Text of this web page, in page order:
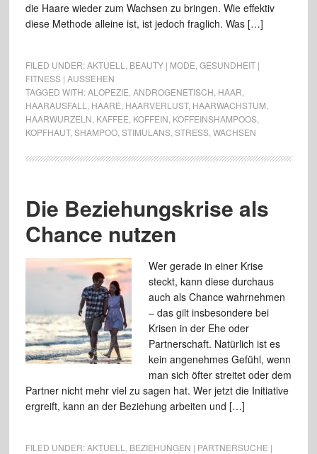
die Haare wieder zum Wachsen zu bringen. Wie effektiv
diese Methode alleine ist, ist jedoch fraglich. Was […]
FILED UNDER:AKTUELL BEAUTY | MODE GESUNDHEIT |
FITNESS | AUSSEHEN
TAGGED WITH:ALOPEZIE ANDROGENETISCH HAAR
HAARAUSFALL
HAARE HAARVERLUST, HAARWACHSTUM
HAARWURZELN KAFFEE KOFFEIN KOFFEINSHAMPOOS,
KOPFHAUT, SHAMPOO, STIMULANS, STRESS, WACHSEN
Die Beziehungskrise als
Chance nutzen
Wer gerade in einer Krise
steckt, kann diese durchaus
auch als Chance wahrnehmen
– das gilt insbesondere bei
Krisen in der Ehe oder
Partnerschaft. Natürlich ist es
kein angenehmes Gefühl, wenn
man sich öfter streitet oder dem
Partner nicht mehr viel zu sagen hat. Wer jetzt die Initiative
ergreift, kann an der Beziehung arbeiten und […]
FILED UNDER:AKTUELL
BEZIEHUNGEN | PARTNERSUCHE |